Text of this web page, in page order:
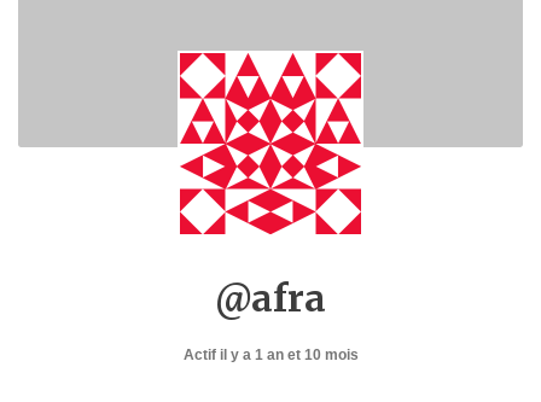
@afra
Actif il y a 1 an et 10 mois